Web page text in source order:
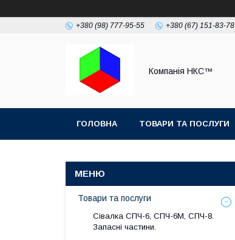
+380 (98) 777-95-55 +380 (67) 151-83-78
Компанія НКС™
ГОЛОВНА ТОВАРИ ТА ПОСЛУГИ
Товари та послуги
Сівалка СПЧ-6, СПЧ-6М, СПЧ-8.
Запасні частини.